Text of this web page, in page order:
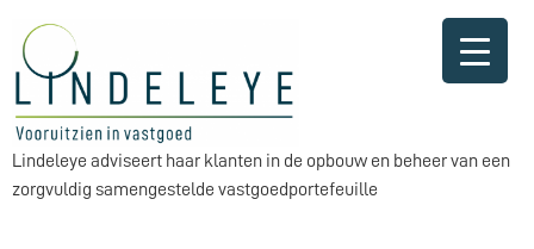
Lindeleye adviseert haar klanten in de opbouw en beheer van een
zorgvuldig samengestelde vastgoedportefeuille